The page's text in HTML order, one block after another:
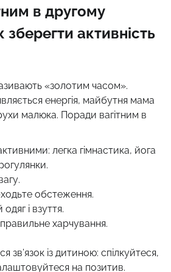
в другому
зберегти активність
«золотим часом».
енергія, майбутня мама
малюка. Поради вагітним в
легка гімнастика, йога
обстеження.
і взуття.
харчування.
зв’язок із дитиною: спілкуйтеся,
на позитив.